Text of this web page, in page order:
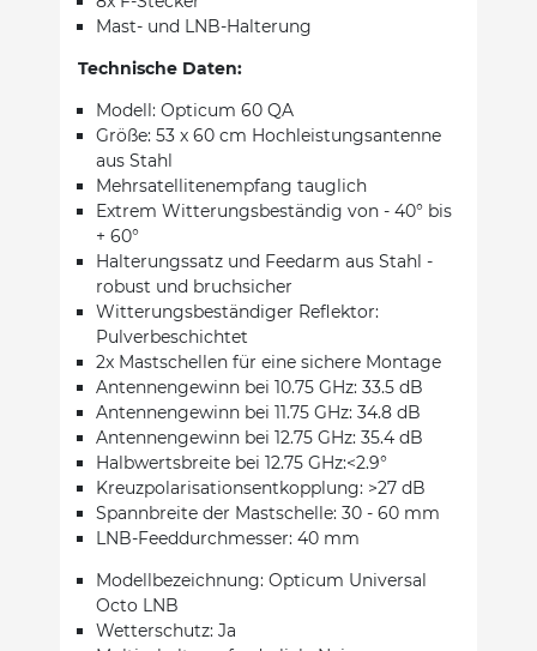
Mast- und LNB-Halterung
Technische Daten:
Modell: Opticum 60 QA
Größe: 53 x 60 cm Hochleistungsantenne
aus Stahl
Mehrsatellitenempfang tauglich
Extrem Witterungsbeständig von - 40° bis
+ 60°
Halterungssatz und Feedarm aus Stahl -
robust und bruchsicher
Witterungsbeständiger Reflektor:
Pulverbeschichtet
2x Mastschellen für eine sichere Montage
Antennengewinn bei 10.75 GHz: 33.5 dB
Antennengewinn bei 11.75 GHz: 34.8 dB
Antennengewinn bei 12.75 GHz: 35.4 dB
Halbwertsbreite bei 12.75 GHz:<2.9°
Kreuzpolarisationsentkopplung: >27 dB
Spannbreite der Mastschelle: 30 - 60 mm
LNB-Feeddurchmesser: 40 mm
Modellbezeichnung: Opticum Universal
Octo LNB
Wetterschutz: Ja